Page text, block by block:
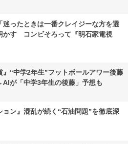
迷ったときは一番クレイジーな方を選
かす コンビそろって『明石家電視
』“中学2年生”フットボールアワー後藤
が「中学3年生の後藤」予想も
ョン』混乱が続く“石油問題”を徹底深